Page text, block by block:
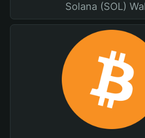
Solana (SOL)